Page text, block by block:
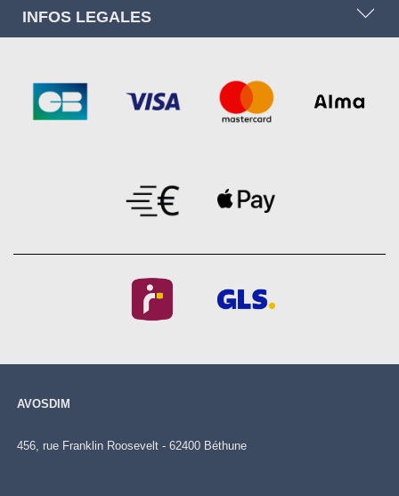
INFOS LEGALES
AVOSDIM
456, rue Franklin Roosevelt - 62400 Béthune